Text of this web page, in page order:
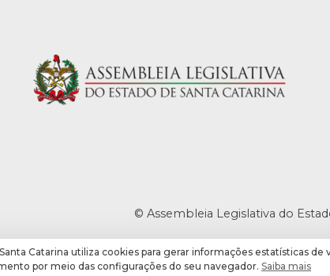
© Assembleia Legislativa do
Catarina utiliza cookies para gerar informações estatísticas
por meio das configurações do seu navegador. Saiba mais